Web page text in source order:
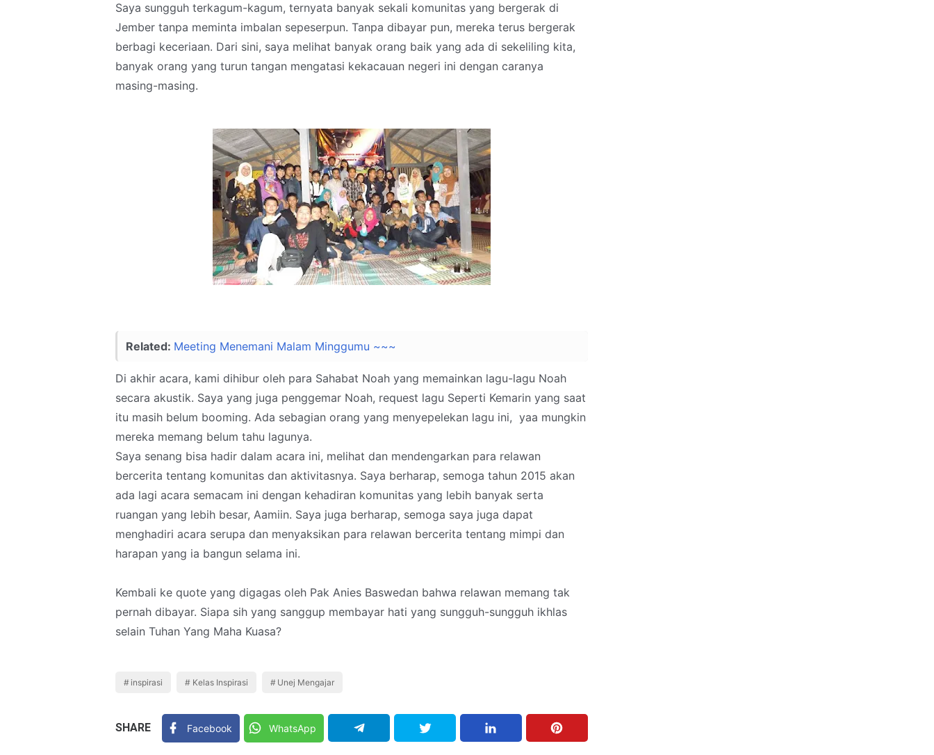
Saya sungguh terkagum-kagum, ternyata banyak sekali komunitas yang bergerak di
Jember tanpa meminta imbalan sepeserpun. Tanpa dibayar pun, mereka terus bergerak
berbagi keceriaan. Dari sini, saya melihat banyak orang baik yang ada di sekeliling kita,
banyak orang yang turun tangan mengatasi kekacauan negeri ini dengan caranya
masing-masing.
Related: Meeting Menemani Malam Minggumu ~~~
Di akhir acara, kami dihibur oleh para Sahabat Noah yang memainkan lagu-lagu Noah
secara akustik. Saya yang juga penggemar Noah, request lagu Seperti Kemarin yang saat
itu masih belum booming. Ada sebagian orang yang menyepelekan lagu ini, yaa mungkin
mereka memang belum tahu lagunya.
Saya senang bisa hadir dalam acara ini, melihat dan mendengarkan para relawan
bercerita tentang komunitas dan aktivitasnya. Saya berharap, semoga tahun 2015 akan
ada lagi acara semacam ini dengan kehadiran komunitas yang lebih banyak serta
ruangan yang lebih besar, Aamiin. Saya juga berharap, semoga saya juga dapat
menghadiri acara serupa dan menyaksikan para relawan bercerita tentang mimpi dan
harapan yang ia bangun selama ini.
Kembali ke quote yang digagas oleh Pak Anies Baswedan bahwa relawan memang tak
pernah dibayar. Siapa sih yang sanggup membayar hati yang sungguh-sungguh ikhlas
selain Tuhan Yang Maha Kuasa?
inspirasi Kelas Inspirasi Unej Mengajar
SHARE Facebook WhatsApp